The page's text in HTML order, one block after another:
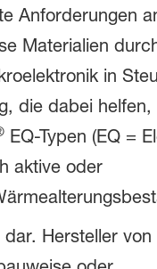
Anforderungen
Materialien
in
die dabei
EQ-Typen (EQ =
aktive oder
Hersteller von